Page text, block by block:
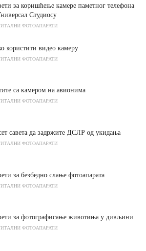
за коришћење камере паметног телефона
Студиосу
ФОТОАПАРАТИ
користити видео камеру
ФОТОАПАРАТИ
са камером на авионима
ФОТОАПАРАТИ
савета да задржите ДСЛР од укидања
ФОТОАПАРАТИ
за безбедно слање фотоапарата
ФОТОАПАРАТИ
за фотографисање животиња у дивљини
ФОТОАПАРАТИ